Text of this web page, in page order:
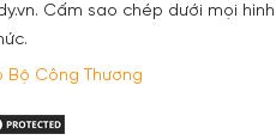
Cấm sao chép dưới mọi hình